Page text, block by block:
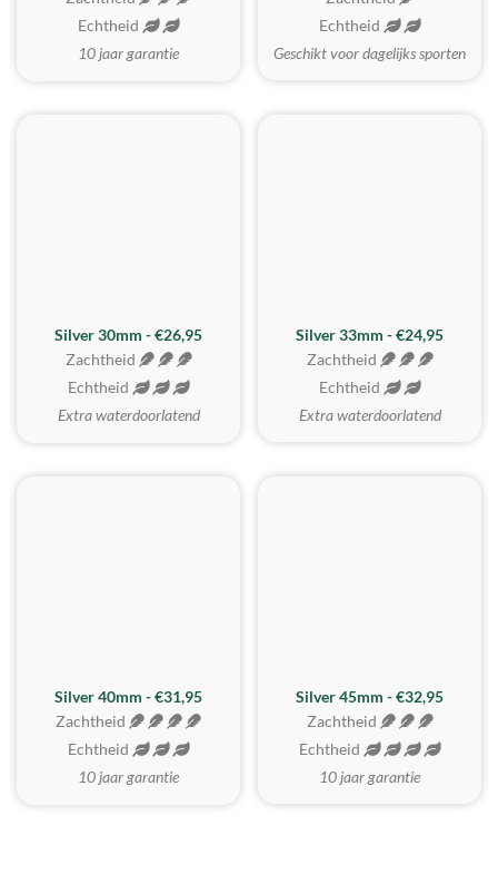
Echtheid
10 jaar garantie
Echtheid
Geschikt voor dagelijks sporten
Silver 30mm - €26,95
Zachtheid
Echtheid
Extra waterdoorlatend
Silver 33mm - €24,95
Zachtheid
Echtheid
Extra waterdoorlatend
Silver 40mm - €31,95
Zachtheid
Echtheid
10 jaar garantie
MEEST GEKOZEN
Silver 45mm - €32,95
Zachtheid
Echtheid
10 jaar garantie